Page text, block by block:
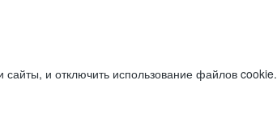
и отключить использование файлов cookie.